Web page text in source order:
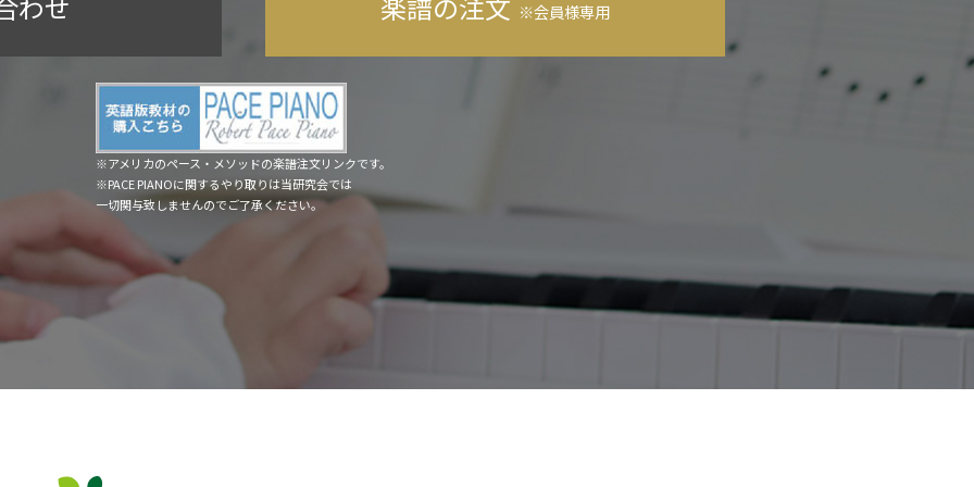
※会員様専用
※アメリカのペース・メソッドの楽譜注文リンクです。
※PACE PIANOに関するやり取りは当研究会では
一切関与致しませんのでご了承ください。